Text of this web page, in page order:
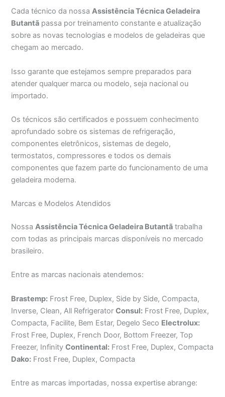
Cada técnico da nossaAssistência Técnica Geladeira
Butantã passa por treinamento constante e atualização
sobre as novas tecnologias e modelos de geladeiras que
chegam ao mercado.
Isso garante que estejamos sempre preparados para
atender qualquer marca ou modelo, seja nacional ou
importado.
Os técnicos são certificados e possuem conhecimento
aprofundado sobre os sistemas de refrigeração,
componentes eletrônicos, sistemas de degelo,
termostatos, compressores e todos os demais
componentes que fazem parte do funcionamento de uma
geladeira moderna.
Marcas e Modelos Atendidos
NossaAssistência Técnica Geladeira Butantã trabalha
com todas as principais marcas disponíveis no mercado
brasileiro.
Entre as marcas nacionais atendemos:
Brastemp: Frost Free, Duplex, Side by Side, Compacta,
Inverse, Clean, All RefrigeratorConsul: Frost Free, Duplex,
Compacta, Facilite, Bem Estar, Degelo Seco Electrolux:
Frost Free, Duplex, French Door, Bottom Freezer, Top
Freezer, InfinityContinental: Frost Free, Duplex, Compacta
Dako: Frost Free, Duplex, Compacta
Entre as marcas importadas, nossa expertise abrange: